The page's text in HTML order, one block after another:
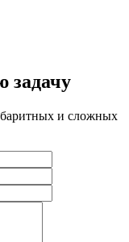
задачу
и сложных